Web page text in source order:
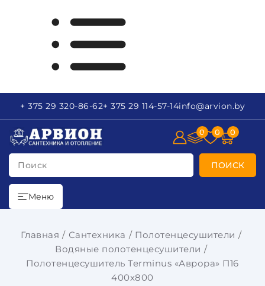
+ 375 29 320-86-62+ 375 29 114-57-14info@arvion.by
Поиск ПОИСК
0 0 0
Меню
Главная Сантехника
Полотенцесушители
Водяные полотенцесушители
Полотенцесушитель Terminus «Аврора» П16
400х800